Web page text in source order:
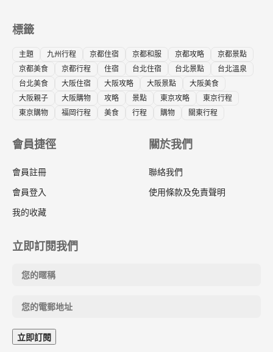
標籤
主題 九州行程 京都住宿 京都和服 京都攻略
京都景點
京都美食
京都行程 住宿 台北住宿 台北景點
台北溫泉
台北美食
大阪住宿 大阪攻略 大阪景點
大阪美食
大阪親子
大阪購物 攻略 景點 東京攻略
東京行程
東京購物
福岡行程 美食 行程 購物 關東行程
會員捷徑
會員註冊
會員登入
我的收藏
關於我們
聯絡我們
使用條款及免責聲明
立即訂閱我們